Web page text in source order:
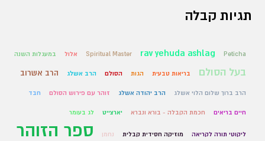
תגיות קבלה
Peticha
rav yehuda ashlag
Spiritual Master אלול במעגלות השנה
בעל הסולם בריאות טבעית הגות הסולם הרב אשלג הרב אשרוב
הרב ברוך שלום הלוי אשלג הרב יהודה אשלג זוהר עם פירוש הסולם חבד
חיים בריאים חכמת הקבלה - בורא ונברא יארצייט לג בעומר
ליקוטי תורה לקריאה מוזיקה חסידית קבלית נחמן ספר הזוהר